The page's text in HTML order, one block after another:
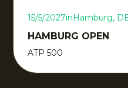
15/5/2027inHamburg,
HAMBURG OPEN
ATP 500